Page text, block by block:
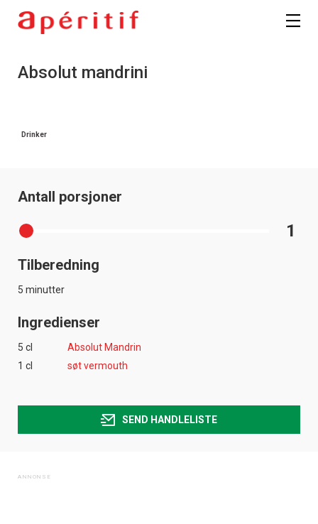
Absolut mandrini
Drinker
Antall porsjoner
1
Tilberedning
5 minutter
Ingredienser
5 cl
Absolut Mandrin
1 cl
søt vermouth
SEND HANDLELISTE